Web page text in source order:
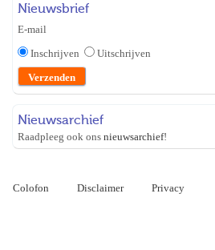
Nieuwsbrief
E-mail
Inschrijven
Uitschrijven
Nieuwsarchief
Raadpleeg ook ons nieuwsarchief!
Colofon Disclaimer Privacy